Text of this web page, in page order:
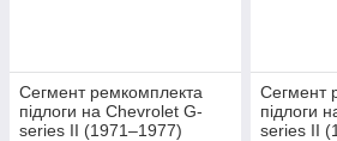
Сегмент ремкомплекта
підлоги на Chevrolet G-
series II (1971–1977)
Сегмент
підлоги
series II